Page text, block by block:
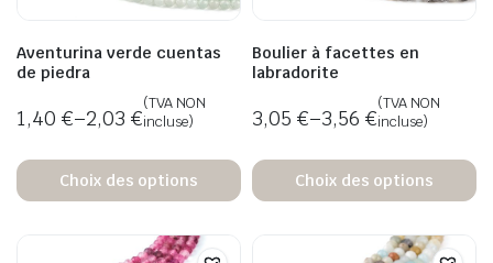
Aventurina verde cuentas
de piedra
1,40 €–2,03 €
(TVA NON
incluse)
Choix des options
Boulier à facettes en
labradorite
3,05 €–3,56 €
(TVA NON
incluse)
Choix des options